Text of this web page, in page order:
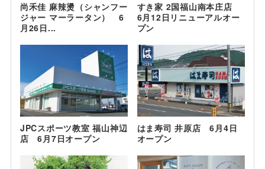
尚禾佳 麻辣燙（シャンフー
ジャー マーラータン） 6
月26日...
すき家 2国福山南本庄店
6月12日リニューアルオー
プン
JPCスポーツ教室 福山神辺
店 6月7日オープン
はま寿司 井原店 6月4日
オープン